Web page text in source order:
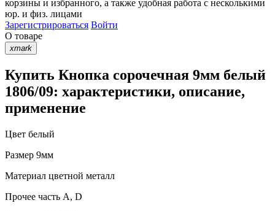
корзины и избранного, а также удобная работа с несколькими
юр. и физ. лицами
Зарегистрироваться Войти
О товаре
xmark
Купить Кнопка сорочечная 9мм белый
1806/09: характеристики, описание,
применение
Цвет белый
Размер 9мм
Материал цветной металл
Прочее часть A, D